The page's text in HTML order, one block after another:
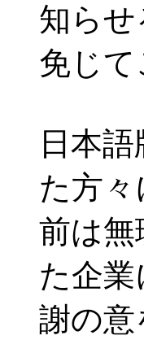
知ら
免じ
日本
た方
前は無
た企
謝の意